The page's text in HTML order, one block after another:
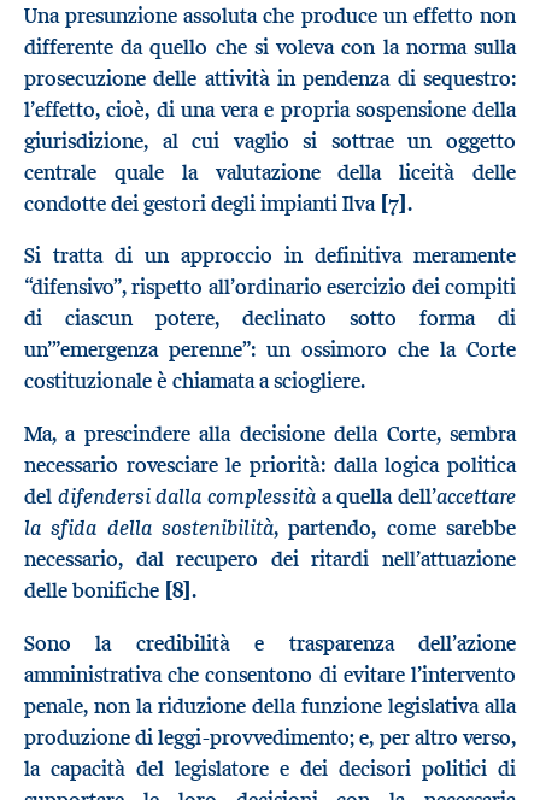
Una presunzione assoluta che produce un effetto non
differente da quello che si voleva con la norma sulla
prosecuzione delle attività in pendenza di sequestro:
l’effetto, cioè, di una vera e propria sospensione della
giurisdizione, al cui vaglio si sottrae un oggetto
centrale quale la valutazione della liceità delle
condotte dei gestori degli impianti Ilva [7].
Si tratta di un approccio in definitiva meramente
“difensivo”, rispetto all’ordinario esercizio dei compiti
di ciascun potere, declinato sotto forma di
un’”emergenza perenne”: un ossimoro che la Corte
costituzionale è chiamata a sciogliere.
Ma, a prescindere alla decisione della Corte, sembra
necessario rovesciare le priorità: dalla logica politica
del difendersi dalla complessità a quella dell’accettare
la sfida della sostenibilità, partendo, come sarebbe
necessario, dal recupero dei ritardi nell’attuazione
delle bonifiche [8].
Sono la credibilità e trasparenza dell’azione
amministrativa che consentono di evitare l’intervento
penale, non la riduzione della funzione legislativa alla
produzione di leggi-provvedimento; e, per altro verso,
la capacità del legislatore e dei decisori politici di